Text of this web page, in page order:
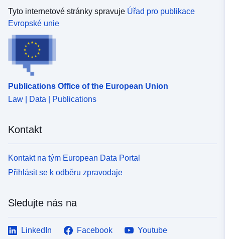
Tyto internetové stránky spravuje Úřad pro publikace
Evropské unie
Publications Office of the European Union
Law | Data | Publications
Kontakt
Kontakt na tým European Data Portal
Přihlásit se k odběru zpravodaje
Sledujte nás na
LinkedIn Facebook
Youtube